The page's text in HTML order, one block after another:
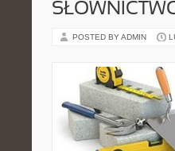
POSTED BY ADMIN